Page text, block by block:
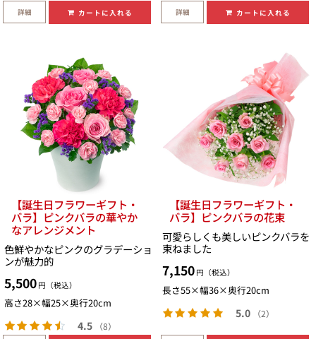
詳細 カートに入れる 詳細 カートに入れる
【誕生日フラワーギフト・
バラ】ピンクバラの華やか
なアレンジメント
色鮮やかなピンクのグラデーショ
ンが魅力的
5,500 円（税込）
高さ28×幅25×奥行20cm
4.5 （8）
【誕生日フラワーギフト・
バラ】ピンクバラの花束
可愛らしくも美しいピンクバラを
束ねました
7,150 円（税込）
長さ55×幅36×奥行20cm
5.0 （2）